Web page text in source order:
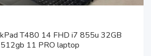
400 $
T480 14 FHD i7 855u 32GB
512gb 11 PRO laptop
550 $
Gigabyte 16 G6 KF Gaming Laptop
800 $
16 Vector 16 HX AI Gaming Laptop
T480 14 FHD i7 855u 32GB
512gb 11 PRO laptop
550 $
Gigabyte 16 G6 KF Gaming Laptop